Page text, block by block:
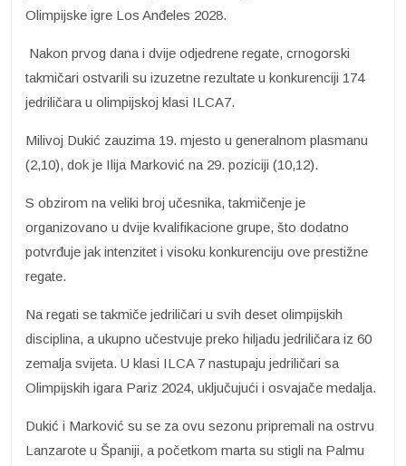
Olimpijske igre Los Anđeles 2028.
Nakon prvog dana i dvije odjedrene regate, crnogorski
takmičari ostvarili su izuzetne rezultate u konkurenciji 174
jedriličara u olimpijskoj klasi ILCA7.
Milivoj Dukić zauzima 19. mjesto u generalnom plasmanu
(2,10), dok je Ilija Marković na 29. poziciji (10,12).
S obzirom na veliki broj učesnika, takmičenje je
organizovano u dvije kvalifikacione grupe, što dodatno
potvrđuje jak intenzitet i visoku konkurenciju ove prestižne
regate.
Na regati se takmiče jedriličari u svih deset olimpijskih
disciplina, a ukupno učestvuje preko hiljadu jedriličara iz 60
zemalja svijeta. U klasi ILCA 7 nastupaju jedriličari sa
Olimpijskih igara Pariz 2024, uključujući i osvajače medalja.
Dukić i Marković su se za ovu sezonu pripremali na ostrvu
Lanzarote u Španiji, a početkom marta su stigli na Palmu